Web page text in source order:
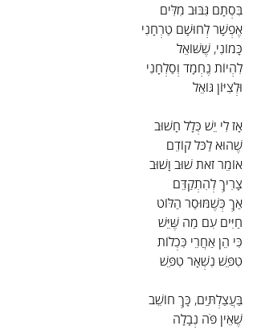
בִּסְתָם גִּבּוּב מִלִּים
אֶפְשָׁר לְחוּשָׁם טַרְחָנִי
כָּמוֹנִי, שֶׁשּׁוֹאֵל
לִהְיוֹת נֶחְמָד וְסַלְחָנִי
וּלְצִיּוֹן גּוֹאֵל
אָז לִי יֵשׁ כְּלָל חָשׁוּב
שֶׁהוּא לַכֹּל קוֹדֵם
אוֹמֵר זֹאת שׁוּב וָשׁוּב
צָרִיךְ לְהִתְקַדֵּם
אַךְ כְּשֶׁמּוּסַר הַלּוֹט
חַיִּים עִם מַה שֶּׁיֵּשׁ
כִּי הֵן אַחֲרֵי כִּכְלוֹת
טִפֵּשׁ נִשְׁאָר טִפֵּשׁ
בַּעֲצַלְתַּיִם, כָּךְ חוֹשֵׁב
שֶׁאֵין פֹּה נְבָלָה